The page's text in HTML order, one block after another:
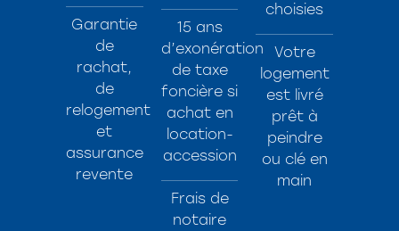
Garantie
de
rachat,
de
relogement
et
assurance
revente
15 ans
d’exonération
de taxe
foncière si
achat en
location-
accession
Frais de
notaire
choisies
Votre
logement
est livré
prêt à
peindre
ou clé en
main